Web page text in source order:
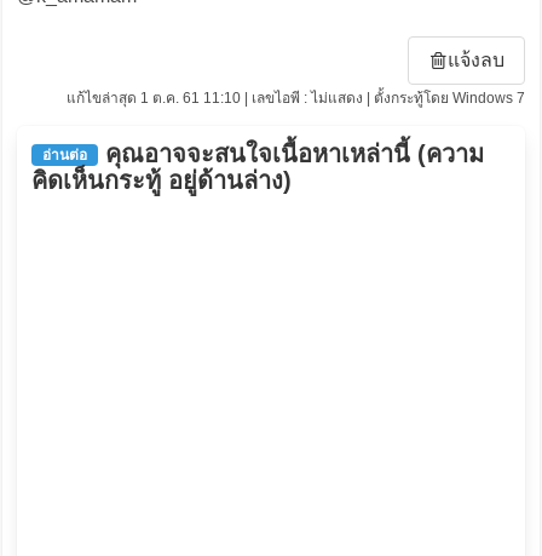
แจ้งลบ
แก้ไขล่าสุด 1 ต.ค. 61 11:10 | เลขไอพี : ไม่แสดง | ตั้งกระทู้โดย Windows 7
อ่านต่อ
คุณอาจจะสนใจเนื้อหาเหล่านี้ (ความ
คิดเห็นกระทู้ อยู่ด้านล่าง)